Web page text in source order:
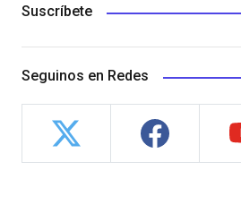
Suscríbete
Seguinos en Redes